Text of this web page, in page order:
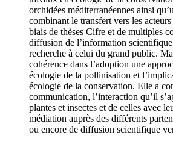
orchidées méditerranéennes ainsi
combinant le transfert vers les
biais de thèses Cifre et de multiples
diffusion de l’information
recherche à celui du grand public.
cohérence dans l’adoption une
écologie de la pollinisation et
écologie de la conservation. Elle a
communication, l’interaction qu’il
plantes et insectes et de celles avec
médiation auprès des différents
ou encore de diffusion scientifique